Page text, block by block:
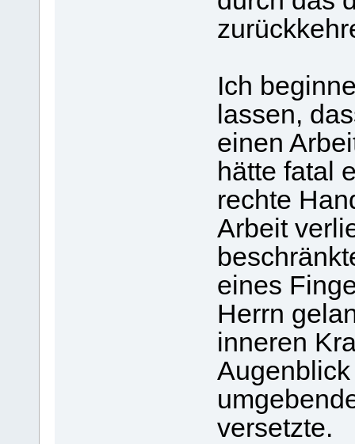
Ich
lassen,
einen
hätte fatal
rechte
Arbeit
eines
Herrn
inneren
versetzte.